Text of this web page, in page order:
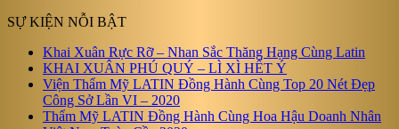
SỰ KIỆN NỖI BẬT
Khai Xuân Rực Rỡ – Nhan Sắc Thăng Hạng Cùng Latin
KHAI XUÂN PHÚ QUÝ – LÌ XÌ HẾT Ý
Viện Thẩm Mỹ LATIN Đồng Hành Cùng Top 20 Nét Đẹp
Công Sở Lần VI – 2020
Thẩm Mỹ LATIN Đồng Hành Cùng Hoa Hậu Doanh Nhân